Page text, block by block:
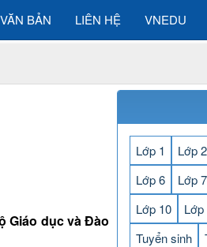
VĂN BẢN LIÊN HỆ VNEDU
Giáo dục và Đào
Lớp 1 Lớp 2
Lớp 6
Lớp 7
Lớp 10
Lớp
Tuyển sinh